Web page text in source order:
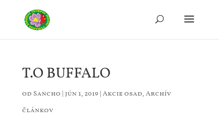
T.O BUFFALO
od Sancho | jún 1, 2019| Akcie osad, Archív
článkov